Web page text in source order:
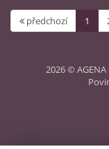
předchozí 1
2026 ©